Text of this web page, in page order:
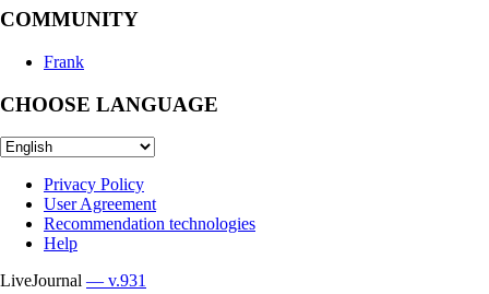
COMMUNITY
Frank
CHOOSE LANGUAGE
Privacy Policy
User Agreement
Recommendation technologies
Help
LiveJournal — v.931